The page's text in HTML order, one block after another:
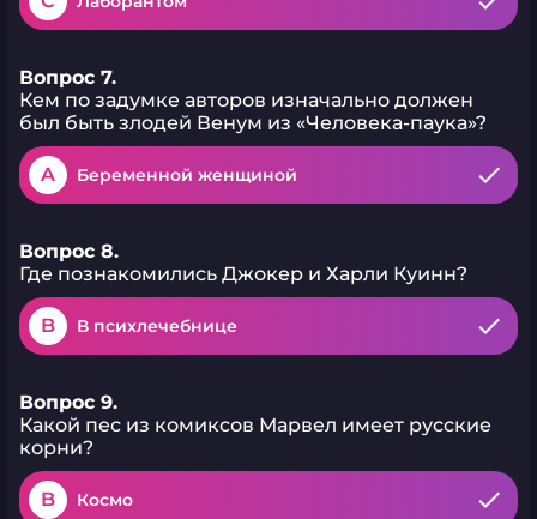
Вопрос 7.
Кем по задумке авторов изначально должен
был быть злодей Венум из «Человека-паука»?
A Беременной женщиной
Вопрос 8.
Где познакомились Джокер и Харли Куинн?
B В психлечебнице
Вопрос 9.
Какой пес из комиксов Марвел имеет русские
корни?
B Космо